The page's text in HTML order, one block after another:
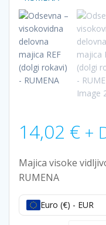
14,02 € +
Majica visoke
RUMENA
Euro (€) - EUR